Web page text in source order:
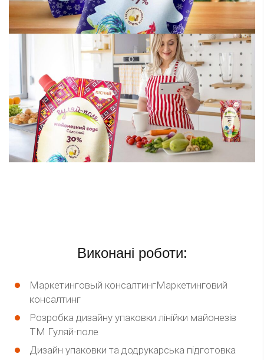
Виконані роботи:
Маркетинговый консалтингМаркетинговий
консалтинг
Розробка дизайну упаковки лінійки майонезів
ТМ Гуляй-поле
Дизайн упаковки та додрукарська підготовка